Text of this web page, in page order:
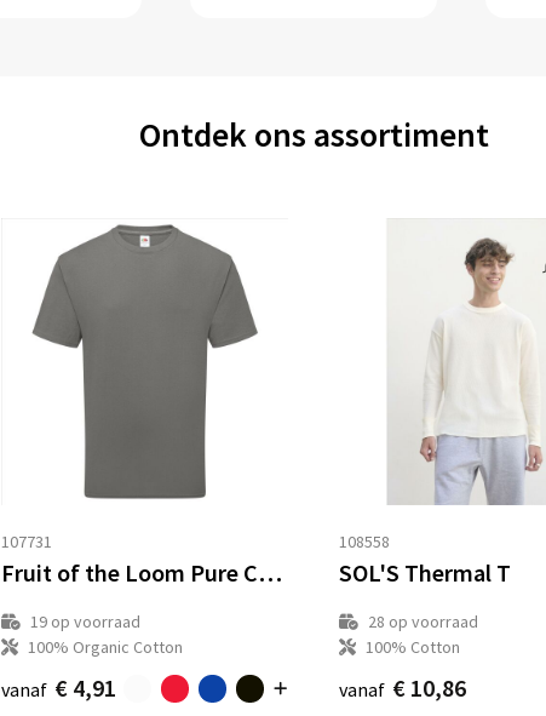
Ontdek ons assortiment
107731
Fruit of the Loom Pure Cotton T
19op voorraad
100% Organic Cotton
vanaf € 4,91
108558
SOL'S Thermal T
28 op voorraad
100% Cotton
vanaf € 10,86